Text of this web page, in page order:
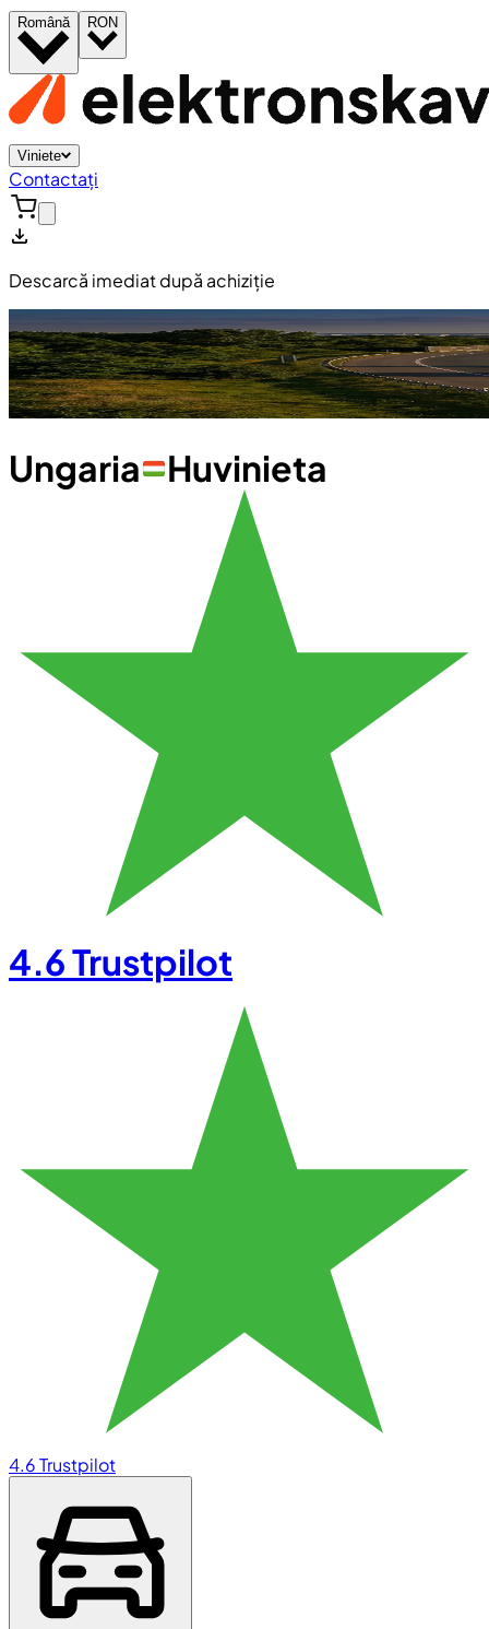
Română RON
Viniete
Contactați
Descarcă imediat după achiziție
Ungaria Huvinieta
4.6Trustpilot
4.6Trustpilot